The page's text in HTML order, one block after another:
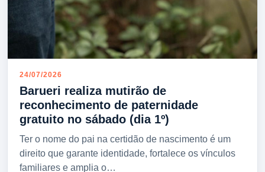
24/07/2026
Barueri realiza mutirão de
reconhecimento de paternidade
gratuito no sábado (dia 1º)
Ter o nome do pai na certidão de nascimento é um
direito que garante identidade, fortalece os vínculos
familiares e amplia o…